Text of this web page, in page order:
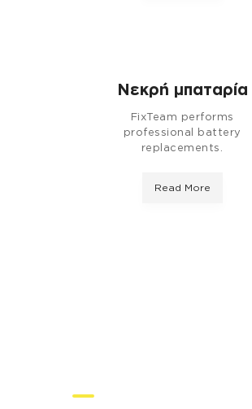
Νεκρή μπαταρία
FixTeam performs
professional battery
replacements.
Read More